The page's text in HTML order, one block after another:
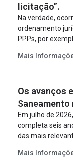
licitação”.
Na verdade,
ordenamento
PPPs, por
projeto a projeto.
Mais
Os avanços
Saneamento
Em julho de
completa seis
das mais
serviços, ampliar
Mais